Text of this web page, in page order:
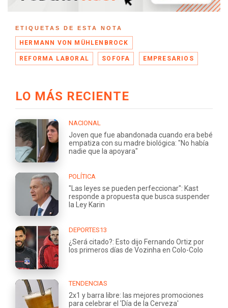
ETIQUETAS DE ESTA NOTA
HERMANN VON MÜHLENBROCK
REFORMA LABORAL SOFOFA EMPRESARIOS
LO MÁS RECIENTE
NACIONAL
Joven que fue abandonada cuando era bebé
empatiza con su madre biológica: "No había
nadie que la apoyara"
POLÍTICA
"Las leyes se pueden perfeccionar": Kast
responde a propuesta que busca suspender
la Ley Karin
DEPORTES13
¿Será citado?: Esto dijo Fernando Ortiz por
los primeros días de Vozinha en Colo-Colo
TENDENCIAS
2x1 y barra libre: las mejores promociones
para celebrar el 'Día de la Cerveza'